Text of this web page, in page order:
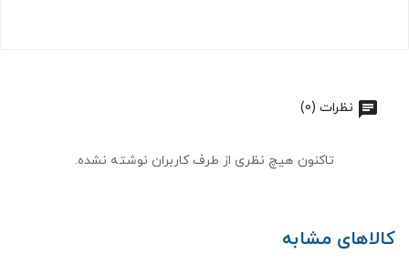
نظرات (0)
تاکنون هیچ نظری از طرف کاربران نوشته نشده.
کالاهای مشابه